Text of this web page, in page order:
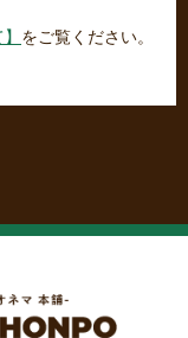
をご覧ください。